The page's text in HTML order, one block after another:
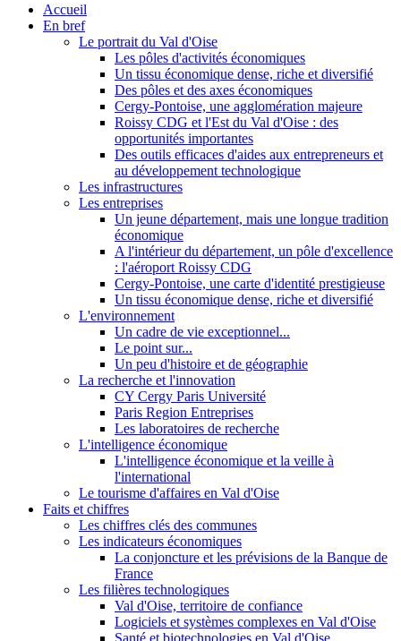
Accueil
En bref
Le portrait du Val d'Oise
Les pôles d'activités économiques
Un tissu économique dense, riche et diversifié
Des pôles et des axes économiques
Cergy-Pontoise, une agglomération majeure
Roissy CDG et l'Est du Val d'Oise : des
opportunités importantes
Des outils efficaces d'aides aux entrepreneurs et
au développement technologique
Les infrastructures
Les entreprises
Un jeune département, mais une longue tradition
économique
A l'intérieur du département, un pôle d'excellence
: l'aéroport Roissy CDG
Cergy-Pontoise, une carte d'identité prestigieuse
Un tissu économique dense, riche et diversifié
L'environnement
Un cadre de vie exceptionnel...
Le point sur...
Un peu d'histoire et de géographie
La recherche et l'innovation
CY Cergy Paris Université
Paris Region Entreprises
Les laboratoires de recherche
L'intelligence économique
L'intelligence économique et la veille à
l'international
Le tourisme d'affaires en Val d'Oise
Faits et chiffres
Les chiffres clés des communes
Les indicateurs économiques
La conjoncture et les prévisions de la Banque de
France
Les filières technologiques
Val d'Oise, territoire de confiance
Logiciels et systèmes complexes en Val d'Oise
Santé et biotechnologies en Val d'Oise